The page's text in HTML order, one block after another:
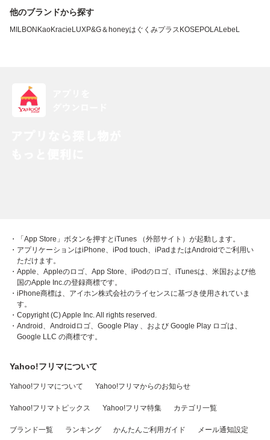
他のブランドから探す
MILBON KaoKracie LUXP&G＆honeyはぐくみプラス KOSEPOLALebeL
・「App Store」ボタンを押すとiTunes （外部サイト）が起動します。
・アプリケーションはiPhone、iPod touch、iPadまたはAndroidでご利用い
ただけます。
・Apple、Appleのロゴ、App Store、iPodのロゴ、iTunesは、米国および他
国のApple Inc.の登録商標です。
・iPhone商標は、アイホン株式会社のライセンスに基づき使用されていま
す。
・Copyright (C) Apple Inc. All rights reserved.
・Android、Androidロゴ、Google Play 、および Google Play ロゴは、
Google LLC の商標です。
Yahoo!フリマについて
Yahoo!フリマについて Yahoo!フリマからのお知らせ
Yahoo!フリマトピックス Yahoo!フリマ特集 カテゴリ一覧
ブランド一覧 ランキング かんたんご利用ガイド メール通知設定